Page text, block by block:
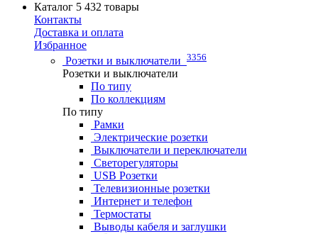
Каталог 5 432 товары
Контакты
Доставка и оплата
Избранное
Розетки и выключатели 3356
Розетки и выключатели
По типу
По коллекциям
По типу
Рамки
Электрические розетки
Выключатели и переключатели
Светорегуляторы
USB Розетки
Телевизионные розетки
Интернет и телефон
Термостаты
Выводы кабеля и заглушки